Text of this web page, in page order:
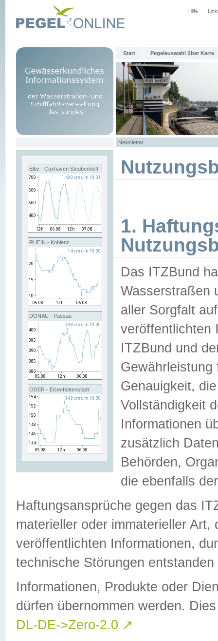
Hilfe
Start Pegelauswahl über Karte
Newsletter
Elbe - Cuxhaven Steubenhöft
RHEIN - Koblenz
DONAU - Passau
ODER - Eisenhüttenstadt
1.
Das ITZBund
Wasserstraßen
aller Sorgfalt
veröffentlichten
ITZBund und
Genauigkeit,
Vollständigkeit
Informationen
zusätzlich
Behörden,
die ebenfalls
Haftungsansprüche gegen das
materieller oder immaterieller
veröffentlichten Informationen,
technische Störungen
Informationen, Produkte oder
dürfen übernommen werden.
DL-DE->Zero-2.0 ↗